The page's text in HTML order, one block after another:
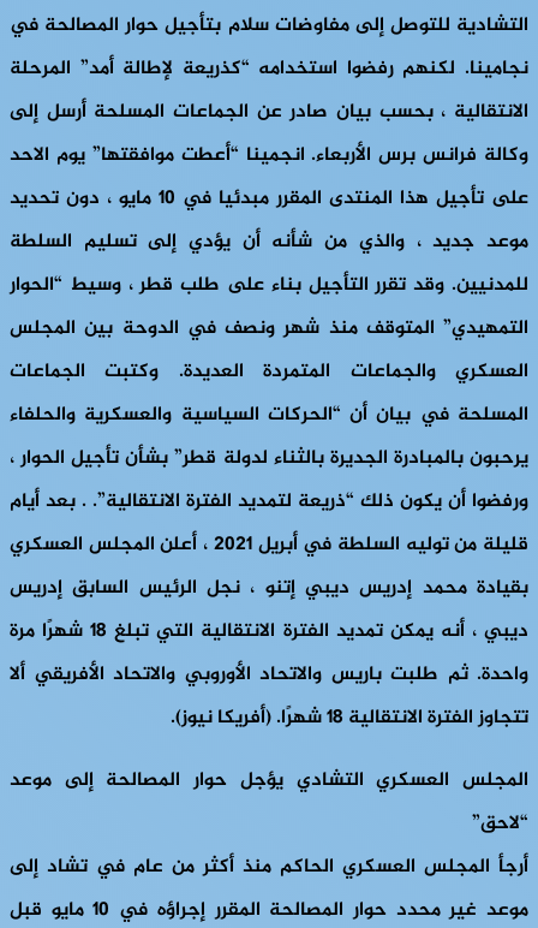
التشادية للتوصل إلى مفاوضات سلام بتأجيل حوار المصالحة في
نجامينا. لكنهم رفضوا استخدامه “كذريعة لإطالة أمد” المرحلة
الانتقالية ، بحسب بيان صادر عن الجماعات المسلحة أرسل إلى
وكالة فرانس برس الأربعاء. انجمينا “أعطت موافقتها” يوم الاحد
على تأجيل هذا المنتدى المقرر مبدئيا في 10 مايو ، دون تحديد
موعد جديد ، والذي من شأنه أن يؤدي إلى تسليم السلطة
للمدنيين. وقد تقرر التأجيل بناء على طلب قطر ، وسيط “الحوار
التمهيدي” المتوقف منذ شهر ونصف في الدوحة بين المجلس
العسكري والجماعات المتمردة العديدة. وكتبت الجماعات
المسلحة في بيان أن “الحركات السياسية والعسكرية والحلفاء
يرحبون بالمبادرة الجديرة بالثناء لدولة قطر” بشأن تأجيل الحوار ،
ورفضوا أن يكون ذلك “ذريعة لتمديد الفترة الانتقالية”. . بعد أيام
قليلة من توليه السلطة في أبريل 2021 ، أعلن المجلس العسكري
بقيادة محمد إدريس ديبي إتنو ، نجل الرئيس السابق إدريس
ديبي ، أنه يمكن تمديد الفترة الانتقالية التي تبلغ 18 شهرًا مرة
واحدة. ثم طلبت باريس والاتحاد الأوروبي والاتحاد الأفريقي ألا
تتجاوز الفترة الانتقالية 18 شهرًا. (أفريكا نيوز).
المجلس العسكري التشادي يؤجل حوار المصالحة إلى موعد
“لاحق”
أرجأ المجلس العسكري الحاكم منذ أكثر من عام في تشاد إلى
موعد غير محدد حوار المصالحة المقرر إجراؤه في 10 مايو قبل